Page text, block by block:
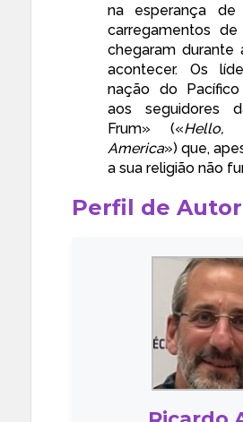
na esperança
carregamentos de
chegaram durante
acontecer. Os
nação do
aos seguidores
Frum» («Hello,
America») que,
a sua religião não
Perfil de Autor